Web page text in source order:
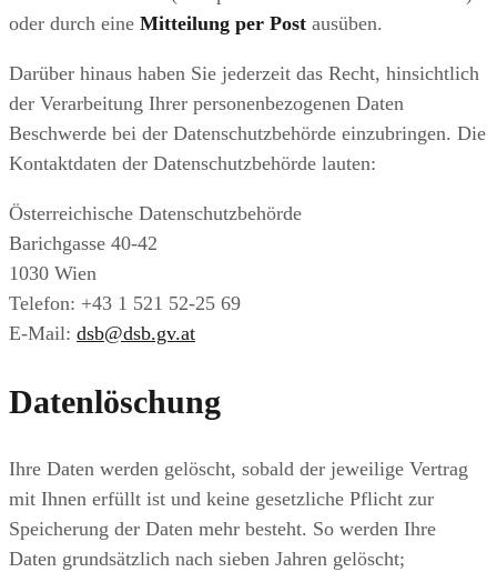
oder durch eine Mitteilung per Post ausüben.
Darüber hinaus haben Sie jederzeit das Recht, hinsichtlich
der Verarbeitung Ihrer personenbezogenen Daten
Beschwerde bei der Datenschutzbehörde einzubringen. Die
Kontaktdaten der Datenschutzbehörde lauten:
Österreichische Datenschutzbehörde
Barichgasse 40-42
1030 Wien
Telefon: +43 1 521 52-25 69
E-Mail: dsb@dsb.gv.at
Datenlöschung
Ihre Daten werden gelöscht, sobald der jeweilige Vertrag
mit Ihnen erfüllt ist und keine gesetzliche Pflicht zur
Speicherung der Daten mehr besteht. So werden Ihre
Daten grundsätzlich nach sieben Jahren gelöscht;